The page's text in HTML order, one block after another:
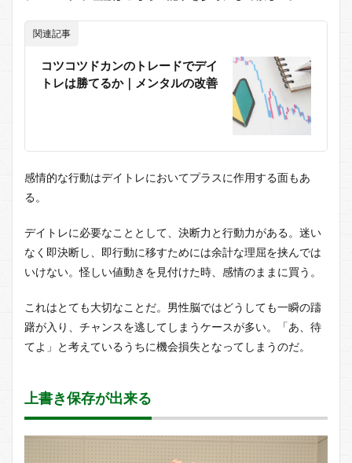
関連記事
コツコツドカンのトレードでデイ
トレは勝てるか｜メンタルの改善
感情的な行動はデイトレにおいてプラスに作用する面もあ
る。
デイトレに必要なこととして、決断力と行動力がある。迷い
なく即決断し、即行動に移すためには余計な理屈を挟んでは
いけない。怪しい値動きを見付けた時、感情のままに買う。
これはとても大切なことだ。男性脳ではどうしても一瞬の躊
躇が入り、チャンスを逃してしまうケースが多い。「あ、待
てよ」と考えているうちに機会損失となってしまうのだ。
上書き保存が出来る